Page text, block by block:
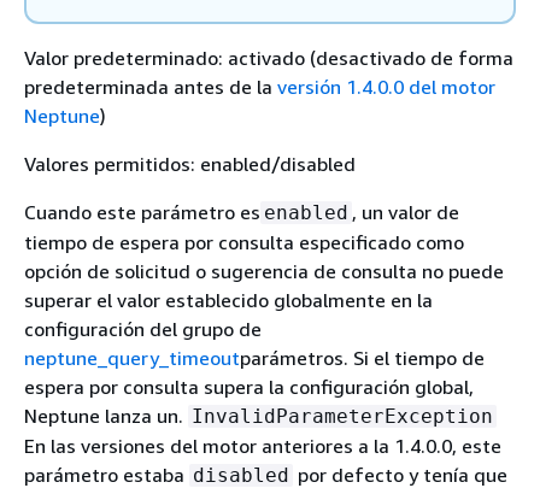
Valor predeterminado: activado (desactivado de forma
predeterminada antes de la versión 1.4.0.0 del motor
Neptune)
Valores permitidos: enabled/disabled
Cuando este parámetro es enabled , un valor de
tiempo de espera por consulta especificado como
opción de solicitud o sugerencia de consulta no puede
superar el valor establecido globalmente en la
configuración del grupo de
neptune_query_timeoutparámetros. Si el tiempo de
espera por consulta supera la configuración global,
Neptune lanza un. InvalidParameterException
En las versiones del motor anteriores a la 1.4.0.0, este
parámetro estaba disabled por defecto y tenía que